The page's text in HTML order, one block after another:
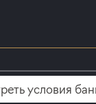
условия